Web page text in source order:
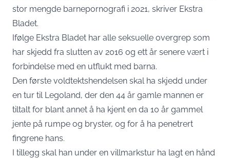
stor mengde barnepornografi i 2021, skriver Ekstra
Bladet.
Ifølge Ekstra Bladet har alle seksuelle overgrep som
har skjedd fra slutten av 2016 og ett år senere vært i
forbindelse med en utflukt med barna.
Den første voldtektshendelsen skal ha skjedd under
en tur til Legoland, der den 44 år gamle mannen er
tiltalt for blant annet å ha kjent en da 10 år gammel
jente på rumpe og bryster, og for å ha penetrert
fingrene hans.
I tillegg skal han under en villmarkstur ha lagt en hånd